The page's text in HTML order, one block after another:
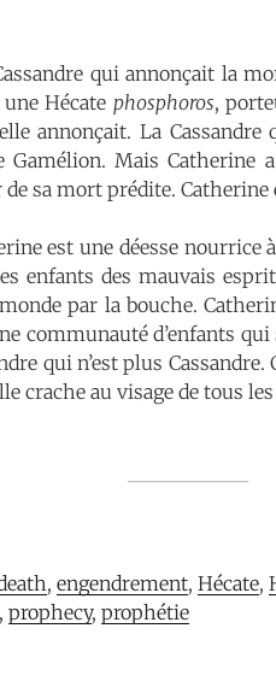
qui annonçait la
Hécate phosphoros,
annonçait. La
Mais Catherine
sa mort prédite. Catherine
est une déesse
enfants des mauvais
par la bouche.
communauté d’enfants
qui n’est plus
crache au visage de tous
, engendrement, Hécate,
, prophecy, prophétie